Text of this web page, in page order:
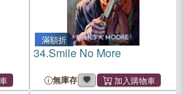
滿額折
34.Smile No More
無庫存